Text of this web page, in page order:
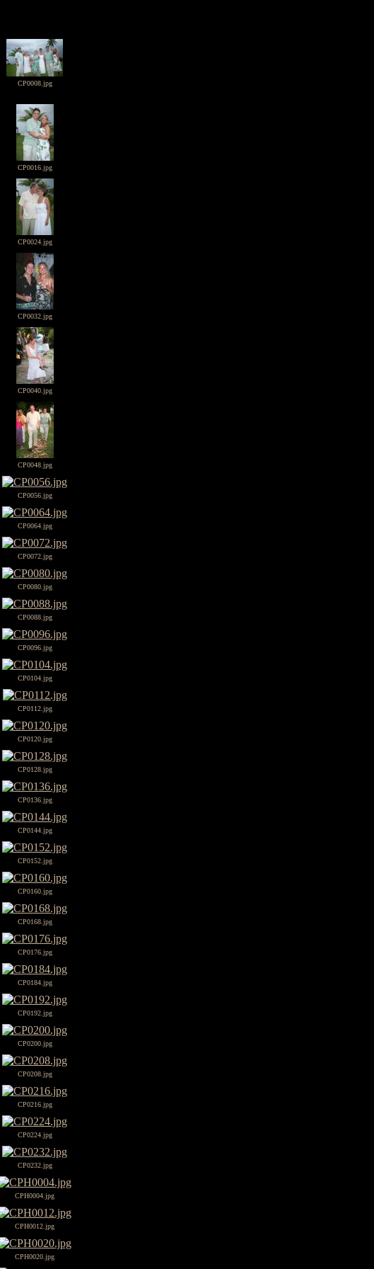
CP0008.jpg
CP0016.jpg
CP0024.jpg
CP0032.jpg
CP0040.jpg
CP0048.jpg
CP0056.jpg
CP0064.jpg
CP0072.jpg
CP0080.jpg
CP0088.jpg
CP0096.jpg
CP0104.jpg
CP0112.jpg
CP0120.jpg
CP0128.jpg
CP0136.jpg
CP0144.jpg
CP0152.jpg
CP0160.jpg
CP0168.jpg
CP0176.jpg
CP0184.jpg
CP0192.jpg
CP0200.jpg
CP0208.jpg
CP0216.jpg
CP0224.jpg
CP0232.jpg
CPH0004.jpg
CPH0012.jpg
CPH0020.jpg